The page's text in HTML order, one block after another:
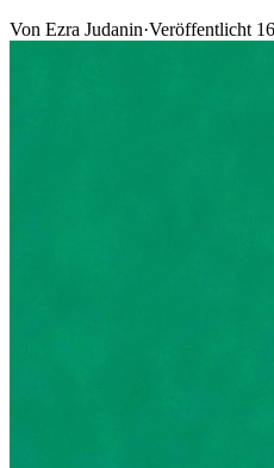
Von Ezra Judanin·Veröffentlicht